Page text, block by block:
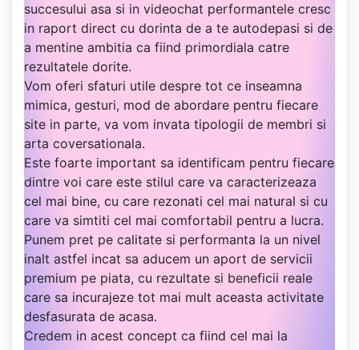
succesului asa si in videochat performantele cresc
in raport direct cu dorinta de a te autodepasi si de
a mentine ambitia ca fiind primordiala catre
rezultatele dorite.
Vom oferi sfaturi utile despre tot ce inseamna
mimica, gesturi, mod de abordare pentru fiecare
site in parte, va vom invata tipologii de membri si
arta coversationala.
Este foarte important sa identificam pentru fiecare
dintre voi care este stilul care va caracterizeaza
cel mai bine, cu care rezonati cel mai natural si cu
care va simtiti cel mai comfortabil pentru a lucra.
Punem pret pe calitate si performanta la un nivel
inalt astfel incat sa aducem un aport de servicii
premium pe piata, cu rezultate si beneficii reale
care sa incurajeze tot mai mult aceasta activitate
desfasurata de acasa.
Credem in acest concept ca fiind cel mai la